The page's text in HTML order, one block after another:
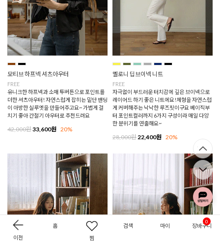
이전
홈
찜
검색 마이 장바구니
0
모티브 하프넥 셔츠아우터
FREE
유니크한 하프넥과 소매 투버튼으로 포인트를
더한 셔츠아우터! 자연스럽게 잡히는 밑단 밴딩
이 아방한 실루엣을 만들어주고요~ 가볍게 걸
치기 좋아 간절기 아우터로 추천드려요
42,000원33,600원 20%
멜로니 딥브이넥 니트
FREE
자극없이 부드러운 터치감에 깊은 브이넥으로
레이어드 하기 좋은 니트에요!체형을 자연스럽
게 커버해주는 낙낙한 루즈핏이구요 베이직부
터 포인트컬러까지 6가지 구성이라 매일 다양
한 분위기를 연출해요~
28,000원 22,400원 20%